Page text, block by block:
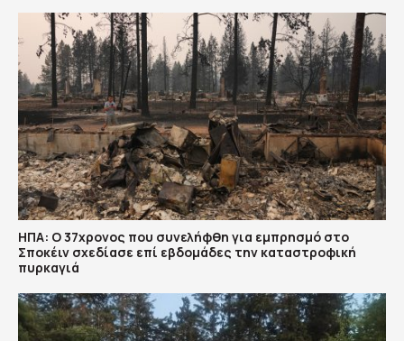
ΗΠΑ: Ο 37χρονος που συνελήφθη για εμπρησμό στο
Σποκέιν σχεδίασε επί εβδομάδες την καταστροφική
πυρκαγιά